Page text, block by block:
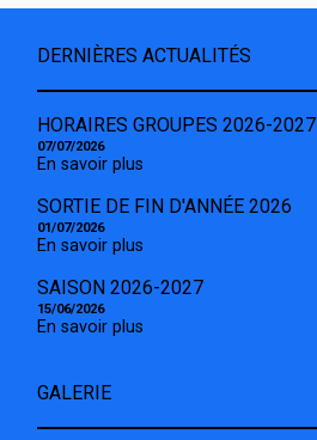
DERNIÈRES ACTUALITÉS
HORAIRES GROUPES 2026-2027
07/07/2026
En savoir plus
SORTIE DE FIN D'ANNÉE 2026
01/07/2026
En savoir plus
SAISON 2026-2027
15/06/2026
En savoir plus
GALERIE